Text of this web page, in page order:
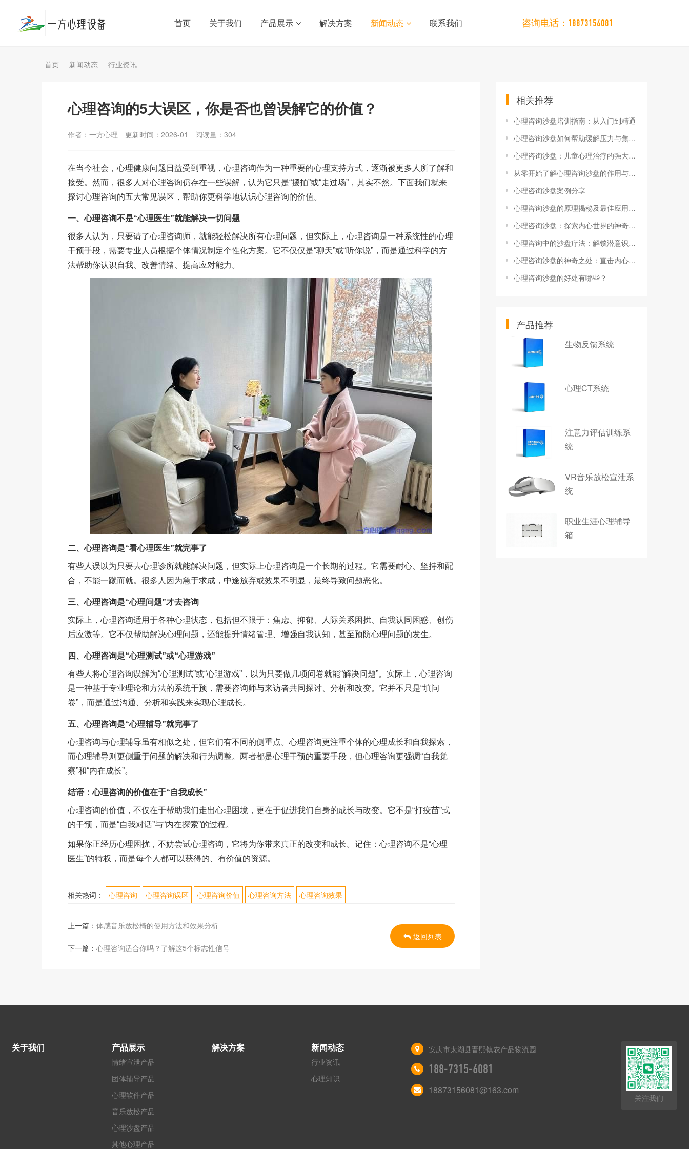
首页 关于我们 产品展示 解决方案 新闻动态 联系我们 咨询电话：18873156081
首页 新闻动态 行业资讯
心理咨询的5大误区，你是否也曾误解它的价值？
作者：一方心理 更新时间：2026-01 阅读量： 304
在当今社会，心理健康问题日益受到重视，心理咨询作为一种重要的心理支持方式，逐渐被更多人所了解和
接受。然而，很多人对心理咨询仍存在一些误解，认为它只是“摆拍”或“走过场”，其实不然。下面我们就来
探讨心理咨询的五大常见误区，帮助你更科学地认识心理咨询的价值。
一、心理咨询不是“心理医生”就能解决一切问题
很多人认为，只要请了心理咨询师，就能轻松解决所有心理问题，但实际上，心理咨询是一种系统性的心理
干预手段，需要专业人员根据个体情况制定个性化方案。它不仅仅是“聊天”或“听你说”，而是通过科学的方
法帮助你认识自我、改善情绪、提高应对能力。
二、心理咨询是“看心理医生”就完事了
有些人误以为只要去心理诊所就能解决问题，但实际上心理咨询是一个长期的过程。它需要耐心、坚持和配
合，不能一蹴而就。很多人因为急于求成，中途放弃或效果不明显，最终导致问题恶化。
三、心理咨询是“心理问题”才去咨询
实际上，心理咨询适用于各种心理状态，包括但不限于：焦虑、抑郁、人际关系困扰、自我认同困惑、创伤
后应激等。它不仅帮助解决心理问题，还能提升情绪管理、增强自我认知，甚至预防心理问题的发生。
四、心理咨询是“心理测试”或“心理游戏”
有些人将心理咨询误解为“心理测试”或“心理游戏”，以为只要做几项问卷就能“解决问题”。实际上，心理咨询
是一种基于专业理论和方法的系统干预，需要咨询师与来访者共同探讨、分析和改变。它并不只是“填问
卷”，而是通过沟通、分析和实践来实现心理成长。
五、心理咨询是“心理辅导”就完事了
心理咨询与心理辅导虽有相似之处，但它们有不同的侧重点。心理咨询更注重个体的心理成长和自我探索，
而心理辅导则更侧重于问题的解决和行为调整。两者都是心理干预的重要手段，但心理咨询更强调“自我觉
察”和“内在成长”。
结语：心理咨询的价值在于“自我成长”
心理咨询的价值，不仅在于帮助我们走出心理困境，更在于促进我们自身的成长与改变。它不是“打疫苗”式
的干预，而是“自我对话”与“内在探索”的过程。
如果你正经历心理困扰，不妨尝试心理咨询，它将为你带来真正的改变和成长。记住：心理咨询不是“心理
医生”的特权，而是每个人都可以获得的、有价值的资源。
相关热词： 心理咨询 心理咨询误区 心理咨询价值 心理咨询方法 心理咨询效果
上一篇： 体感音乐放松椅的使用方法和效果分析
下一篇： 心理咨询适合你吗？了解这5个标志性信号
返回列表
相关推荐
心理咨询沙盘培训指南：从入门到精通
心理咨询沙盘如何帮助缓解压力与焦虑？
心理咨询沙盘：儿童心理治疗的强大助力
从零开始了解心理咨询沙盘的作用与优势
心理咨询沙盘案例分享
心理咨询沙盘的原理揭秘及最佳应用场景
心理咨询沙盘：探索内心世界的神奇工具
心理咨询中的沙盘疗法：解锁潜意识的力量
心理咨询沙盘的神奇之处：直击内心深处的心理困扰
心理咨询沙盘的好处有哪些？
产品推荐
生物反馈系统
心理CT系统
注意力评估训练系
统
VR音乐放松宣泄系
统
职业生涯心理辅导
箱
关于我们 产品展示
情绪宣泄产品
团体辅导产品
心理软件产品
音乐放松产品
心理沙盘产品
其他心理产品
解决方案 新闻动态
行业资讯
心理知识
安庆市太湖县晋熙镇农产品物流园
188-7315-6081
18873156081@163.com
关注我们